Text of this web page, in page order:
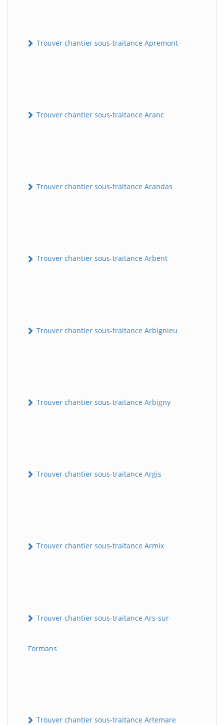
Trouver chantier sous-traitance Apremont
Trouver chantier sous-traitance Aranc
Trouver chantier sous-traitance Arandas
Trouver chantier sous-traitance Arbent
Trouver chantier sous-traitance Arbignieu
Trouver chantier sous-traitance Arbigny
Trouver chantier sous-traitance Argis
Trouver chantier sous-traitance Armix
Trouver chantier sous-traitance Ars-sur-
Formans
Trouver chantier sous-traitance Artemare